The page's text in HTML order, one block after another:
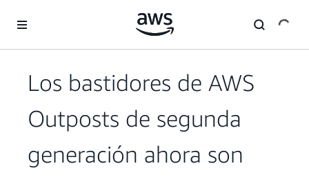
Los bastidores de AWS
Outposts de segunda
generación ahora son